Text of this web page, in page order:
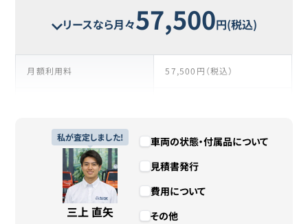
リースなら月々57,500円(税込)
月額利用料 57,500円（税込）
リース期間 5年4ヶ月
支払総額 3,680,000円（税込）
私が査定しました!
三上 直矢
車両の状態・付属品について
見積書発行
費用について
その他